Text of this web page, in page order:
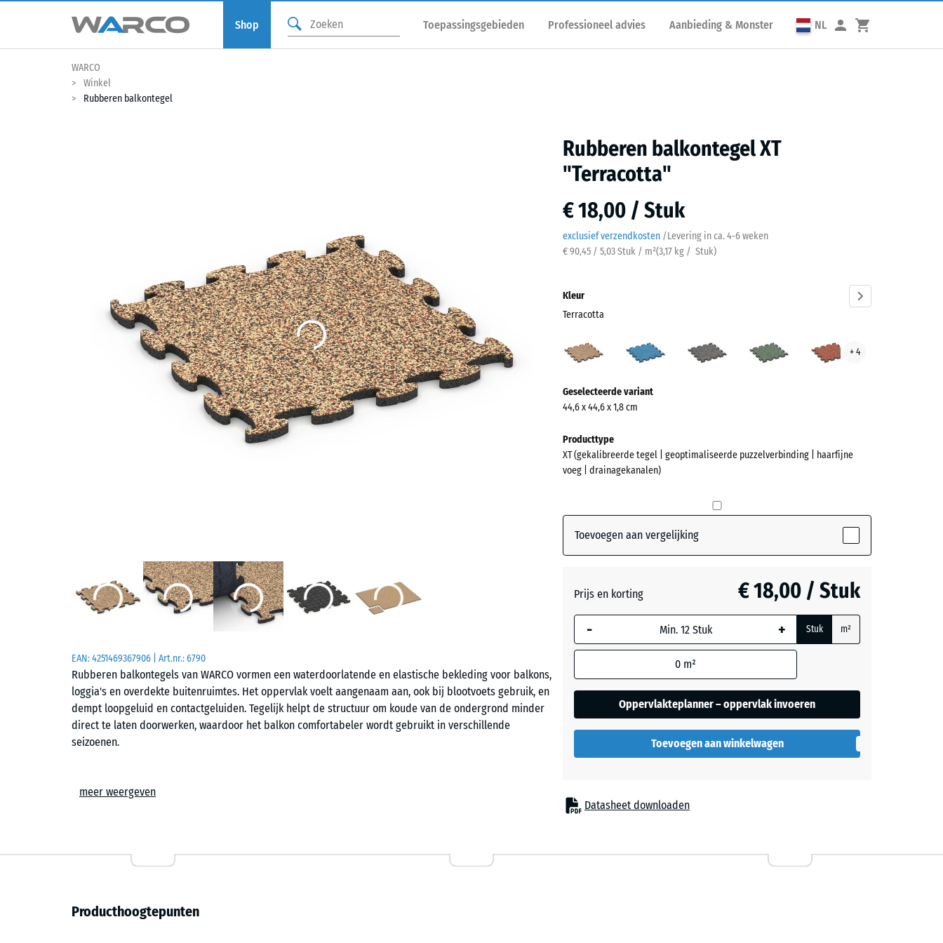
Shop Toepassingsgebieden Professioneel advies Aanbieding & Monster NL
WARCO
Winkel
Rubberen balkontegel
Rubberen balkontegel XT
"Terracotta"
€ 18,00 / Stuk
exclusief verzendkosten /Levering in ca. 4-6 weken
€ 90,45 / 5,03 Stuk / m²(3,17 kg / Stuk)
EAN:4251469367906 | Art.nr.:6790
Rubberen balkontegels van WARCO vormen een waterdoorlatende en elastische bekleding voor balkons,
loggia's en overdekte buitenruimtes. Het oppervlak voelt aangenaam aan, ook bij blootvoets gebruik, en
dempt loopgeluid en contactgeluiden. Tegelijk helpt de structuur om koude van de ondergrond minder
direct te laten doorwerken, waardoor het balkon comfortabeler wordt gebruikt in verschillende
seizoenen.
randen of hoeken gebeurt eenvoudig door te zagen. Indien nodig kunnen afzonderlijke tegels later weer
Waterdoorlatend en geschikt voor buitengebruik
meer weergeven
Kleur
Terracotta
(active)
graniet
gazon
+ 4
informatie
over
kleuren?
Kleurenpalet
(active)
graniet
Engels
Etna
Grijs
Geselecteerde variant
44,6 x 44,6 x 1,8 cm
Producttype
XT (gekalibreerde tegel | geoptimaliseerde puzzelverbinding | haarfijne
voeg | drainagekanalen)
Toevoegen aan vergelijking
Prijs en korting € 18,00 / Stuk
- + Stuk m²
0 m²
Oppervlakteplanner – oppervlak invoeren
Toevoegen aan winkelwagen
Datasheet downloaden
Producthoogtepunten